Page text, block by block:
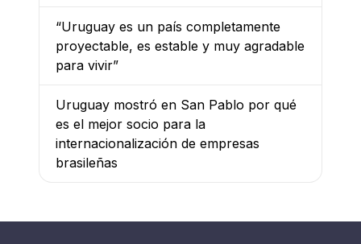
“Uruguay es un país completamente
proyectable, es estable y muy agradable
para vivir”
Uruguay mostró en San Pablo por qué
es el mejor socio para la
internacionalización de empresas
brasileñas